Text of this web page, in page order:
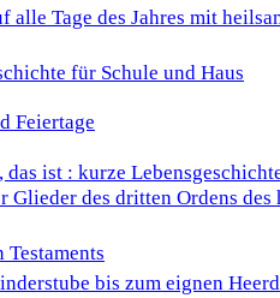
alle Tage des Jahres mit
für Schule und Haus
Feiertage
das ist : kurze
Glieder des dritten Ordens des
Testaments
bis zum eignen